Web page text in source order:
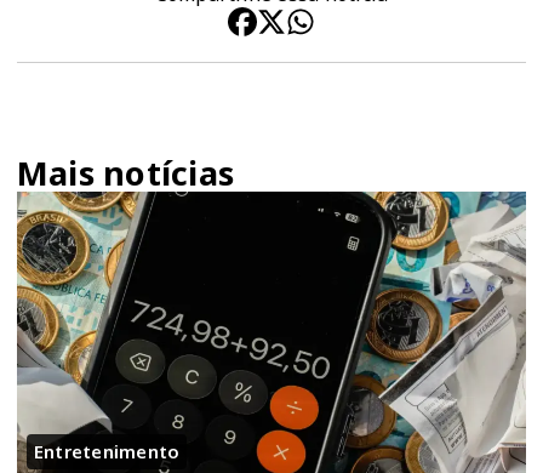
Mais notícias
Entretenimento